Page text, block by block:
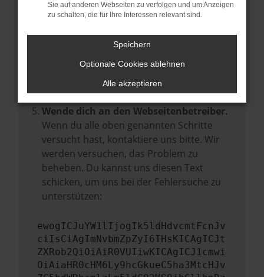
Stelle sicher, dass dein Browser und dein
Betriebssystem auf dem neuesten Stand
sind.
Veraltete Software birgt nicht nur ein
Sicherheitsrisiko, sondern kann auch dazu
führen, dass bestimmte Funktionen nicht
mehr unterstützt werden.
Wende dich an den Webseitenbetreiber.
Wenn du alle oben genannten Schritte
versucht hast, kontaktiere uns bitte. Wir
werden versuchen, das Problem zu
beheben. Du kannst uns diesen Text
schicken, um uns bei der Fehlersuche zu
unterstützen:
ewogICJuYW1lIjogIk5ldHdvcmtFcnJv
ciIsCiAgImNvbmZpZyI6IHsKICAgICJt
ZXRob2QiOiAiR0VUIiwKICAgICJ1cmwi
OiAiaHR0cHM6Ly9hcGkueC5ha3MtcHJv
Sie auf anderen Webseiten zu verfolgen und um Anzeigen
zu schalten, die für Ihre Interessen relevant sind.
Speichern
Optionale Cookies ablehnen
Alle akzeptieren